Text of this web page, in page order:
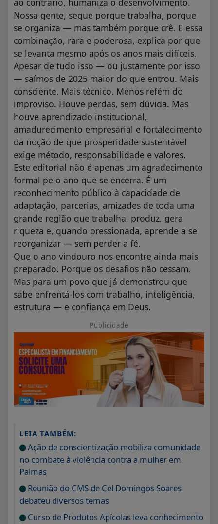
ao contrário, humaniza o desenvolvimento.
Nossa gente, segue porque trabalha, porque
se organiza — mas também porque crê. E essa
combinação, rara e poderosa, explica por que
se levanta mesmo após os anos mais difíceis.
Apesar de tudo isso — ou justamente por isso
— saímos de 2025 maior do que entrou. Mais
consciente. Mais técnico. Menos refém do
improviso. Houve perdas, sem dúvida. Mas
houve aprendizado institucional,
amadurecimento empresarial e fortalecimento
da noção de que prosperidade sustentável
exige método, responsabilidade e valores.
Este editorial não é apenas um agradecimento
formal pelo ano que se encerra. É um
reconhecimento público à capacidade de
adaptação, parcerias, amizades de toda uma
grande região que trabalha, produz, gera
riqueza e, quando pressionada, aprende a se
reorganizar — sem perder a fé.
Que o ano vindouro nos encontre ainda mais
preparado. Porque os desafios não cessam.
Mas para um povo que já demonstrou que
sabe enfrentá-los com trabalho, inteligência,
estrutura — e confiança em Deus.
Publicidade
LEIA TAMBÉM:
Ação de conscientização mobiliza comunidade
no combate à violência contra a mulher em
Palmas
Reunião do CMS de Cel Domingos Soares
debateu diversos temas
Curso de Produtos Apícolas leva conhecimento